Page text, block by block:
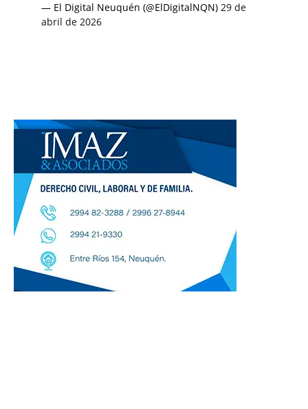
— El Digital Neuquén (@ElDigitalNQN) 29 de
abril de 2026